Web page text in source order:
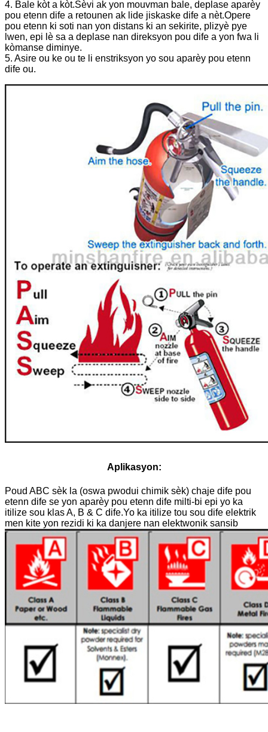
4. Bale kòt a kòt.Sèvi ak yon mouvman bale, deplase aparèy
pou etenn dife a retounen ak lide jiskaske dife a nèt.Opere
pou etenn ki soti nan yon distans ki an sekirite, plizyè pye
lwen, epi lè sa a deplase nan direksyon pou dife a yon fwa li
kòmanse diminye.
5. Asire ou ke ou te li enstriksyon yo sou aparèy pou etenn
dife ou.
Aplikasyon:
Poud ABC sèk la (oswa pwodui chimik sèk) chaje dife pou
etenn dife se yon aparèy pou etenn dife milti-bi epi yo ka
itilize sou klas A, B & C dife.Yo ka itilize tou sou dife elektrik
men kite yon rezidi ki ka danjere nan elektwonik sansib